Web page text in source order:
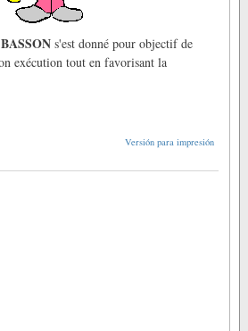
s'est donné pour objectif de
exécution tout en favorisant la
Versión para impresión